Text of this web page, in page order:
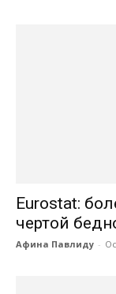
Eurostat:
чертой
Афина Павлиду -